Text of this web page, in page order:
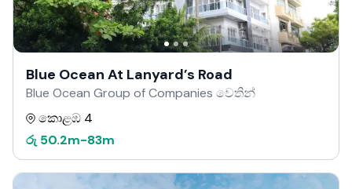
Blue Ocean At Lanyard’s Road
Blue Ocean Group of Companies වෙතින්
කොළඹ 4
රු 50.2m-83m